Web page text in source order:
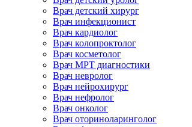
Врач детский хирург
Врач инфекционист
Врач кардиолог
Врач колопроктолог
Врач косметолог
Врач МРТ диагностики
Врач невролог
Врач нейрохирург
Врач нефролог
Врач онколог
Врач оториноларинголог